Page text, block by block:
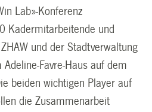
Lab»-Konferenz
Kadermitarbeitende und
und der Stadtverwaltung
Favre-Haus auf dem
beiden wichtigen Player auf
die Zusammenarbeit